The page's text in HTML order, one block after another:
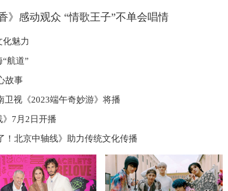
》感动观众 “情歌王子”不单会唱情
化魅力
航道”
故事
卫视《2023端午奇妙游》将播
》7月2日开播
！北京中轴线》助力传统文化传播